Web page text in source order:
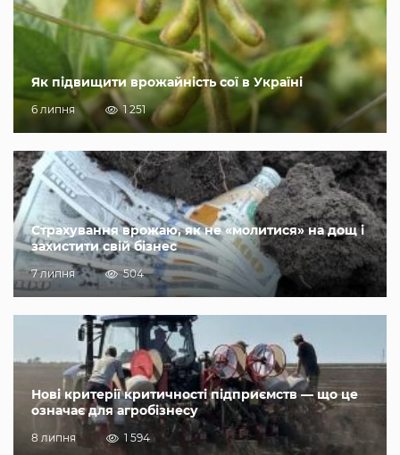
Як підвищити врожайність сої в Україні
6 липня 1 251
Страхування врожаю, як не «молитися» на дощ і
захистити свій бізнес
7 липня 504
Нові критерії критичності підприємств — що це
означає для агробізнесу
8 липня 1 594